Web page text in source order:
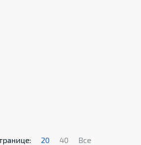
20 40 Все